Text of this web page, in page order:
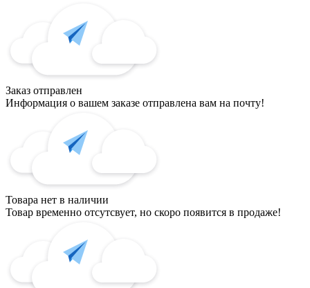
Заказ отправлен
Информация о вашем заказе отправлена вам на почту!
Товара нет в наличии
Товар временно отсутсвует, но скоро появится в продаже!